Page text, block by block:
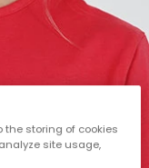
the storing of cookies
site usage,